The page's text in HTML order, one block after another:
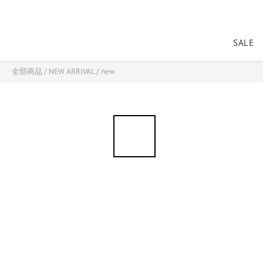
SALE
全部商品 / NEW ARRIVAL/ new